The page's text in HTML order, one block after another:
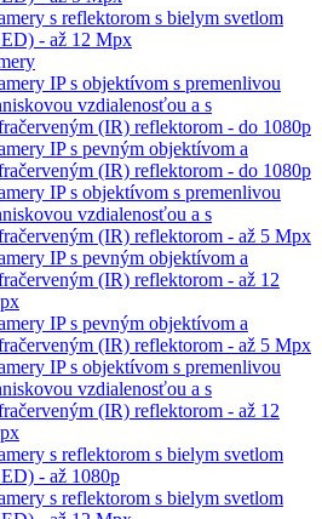
s reflektorom s bielym svetlom
- až 12 Mpx
IP s objektívom s premenlivou
vzdialenosťou a s
(IR) reflektorom - do 1080p
IP s pevným objektívom a
(IR) reflektorom - do 1080p
IP s objektívom s premenlivou
vzdialenosťou a s
(IR) reflektorom - až 5 Mpx
IP s pevným objektívom a
(IR) reflektorom - až 12
IP s pevným objektívom a
(IR) reflektorom - až 5 Mpx
IP s objektívom s premenlivou
vzdialenosťou a s
(IR) reflektorom - až 12
s reflektorom s bielym svetlom
- až 1080p
s reflektorom s bielym svetlom